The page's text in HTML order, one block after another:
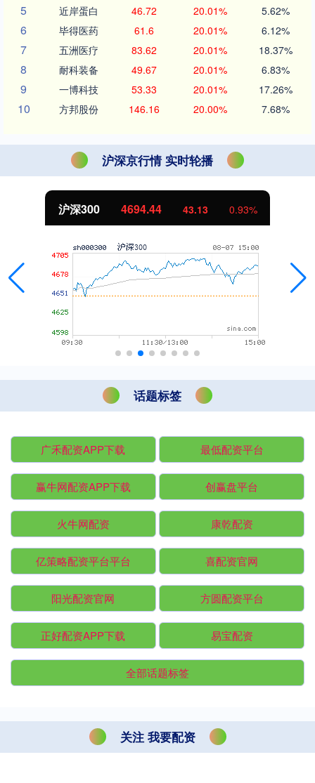
5 近岸蛋白 46.72 20.01% 5.62%
6 毕得医药 61.6 20.01% 6.12%
7 五洲医疗 83.62 20.01% 18.37%
8 耐科装备 49.67 20.01% 6.83%
9 一博科技 53.33 20.01% 17.26%
10 方邦股份 146.16 20.00% 7.68%
沪深京行情 实时轮播
北证50 1134.24 11.37 1.01%
话题标签
广禾配资APP下载 最低配资平台
赢牛网配资APP下载 创赢盘平台
火牛网配资 康乾配资
亿策略配资平台平台 喜配资官网
阳光配资官网 方圆配资平台
正好配资APP下载 易宝配资
全部话题标签
关注 我要配资